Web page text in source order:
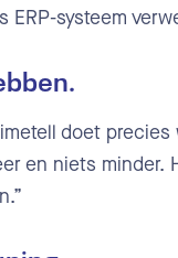
systeem
doet
en niets minder.